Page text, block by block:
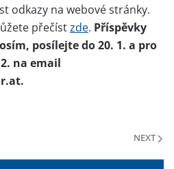
odkazy na webové stránky.
přečístzde. Příspěvky
posílejte do 20. 1. a pro
na email
NEXT